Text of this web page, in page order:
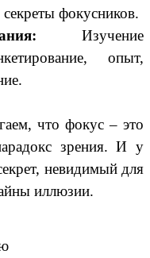
секреты фокусников.
Изучение
опыт,
что фокус – это
зрения. И у
невидимый для
иллюзии.